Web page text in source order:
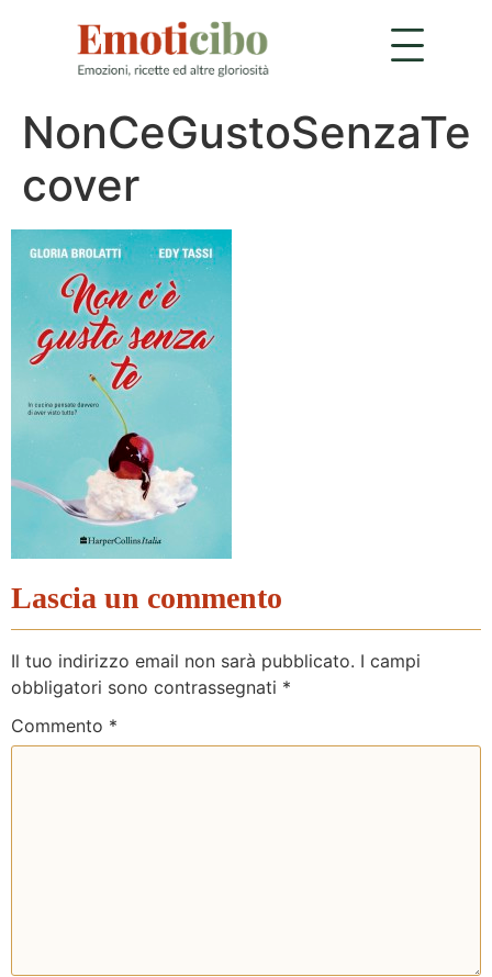
NonCeGustoSenzaTe
cover
Lascia un commento
Il tuo indirizzo email non sarà pubblicato. I campi
obbligatori sono contrassegnati *
Commento *